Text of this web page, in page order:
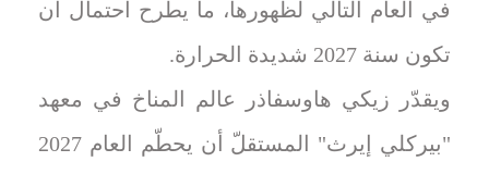
في العام التالي لظهورها، ما يطرح احتمال أن
تكون سنة 2027 شديدة الحرارة.
ويقدّر زيكي هاوسفاذر عالم المناخ في معهد
"بيركلي إيرث" المستقلّ أن يحطّم العام 2027